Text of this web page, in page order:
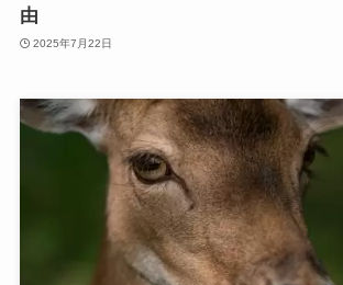
由
2025年7月22日